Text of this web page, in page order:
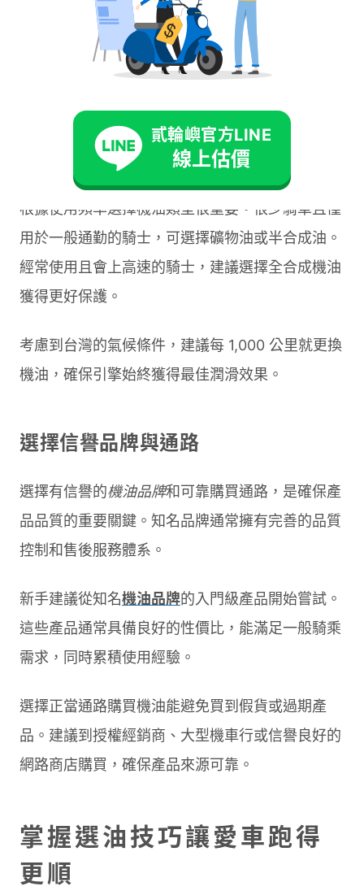
貳輪嶼官方LINE
線上估價
整。經常載重、長途騎乘或高速行駛的騎士，需要
選擇更高等級的機油產品。
機油工作環境相對嚴苛。在這種條件下，機油更容
易變質和降低效能。
根據使用頻率選擇機油類型很重要。很少騎車且僅
用於一般通勤的騎士，可選擇礦物油或半合成油。
經常使用且會上高速的騎士，建議選擇全合成機油
獲得更好保護。
考慮到台灣的氣候條件，建議每 1,000 公里就更換
機油，確保引擎始終獲得最佳潤滑效果。
選擇信譽品牌與通路
選擇有信譽的機油品牌和可靠購買通路，是確保產
品品質的重要關鍵。知名品牌通常擁有完善的品質
控制和售後服務體系。
新手建議從知名機油品牌的入門級產品開始嘗試。
這些產品通常具備良好的性價比，能滿足一般騎乘
需求，同時累積使用經驗。
選擇正當通路購買機油能避免買到假貨或過期產
品。建議到授權經銷商、大型機車行或信譽良好的
網路商店購買，確保產品來源可靠。
掌握選油技巧讓愛車跑得
更順